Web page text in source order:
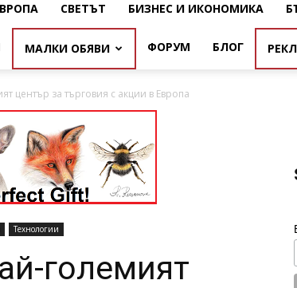
СВЕТЪТ БИЗНЕС И ИКОНОМИКА
МАЛКИ ОБЯВИ ФОРУМ БЛОГ
център за търговия с акции в Европа
Технологии
големият